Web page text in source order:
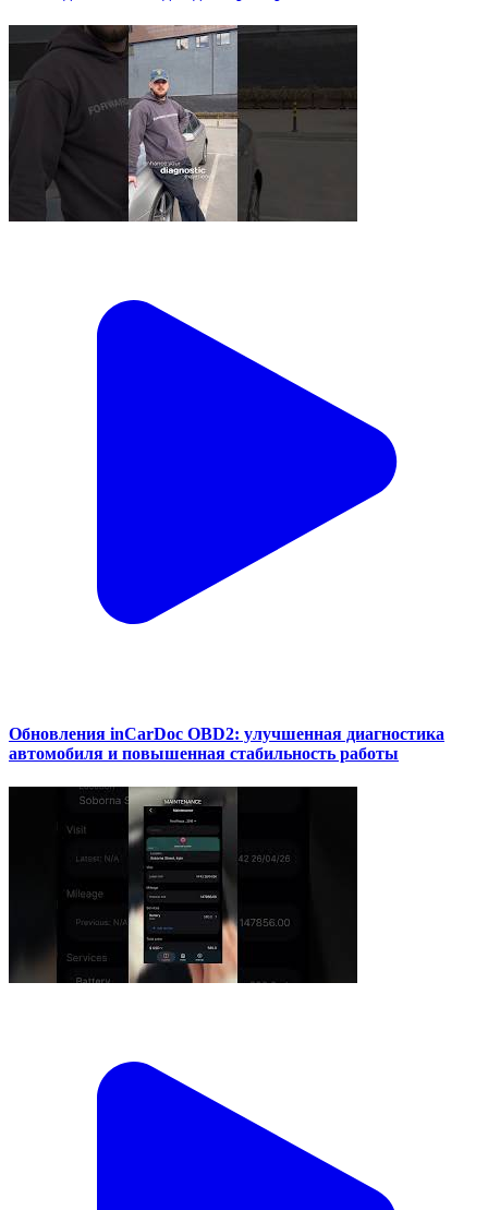
Обновления inCarDoc OBD2: улучшенная диагностика
автомобиля и повышенная стабильность работы